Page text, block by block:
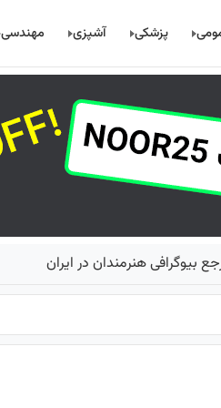
پزشکی آشپزی مهندسی
بیوگرافی هنرمندان در ایران